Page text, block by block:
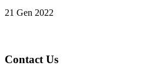
21 Gen 2022
Contact Us